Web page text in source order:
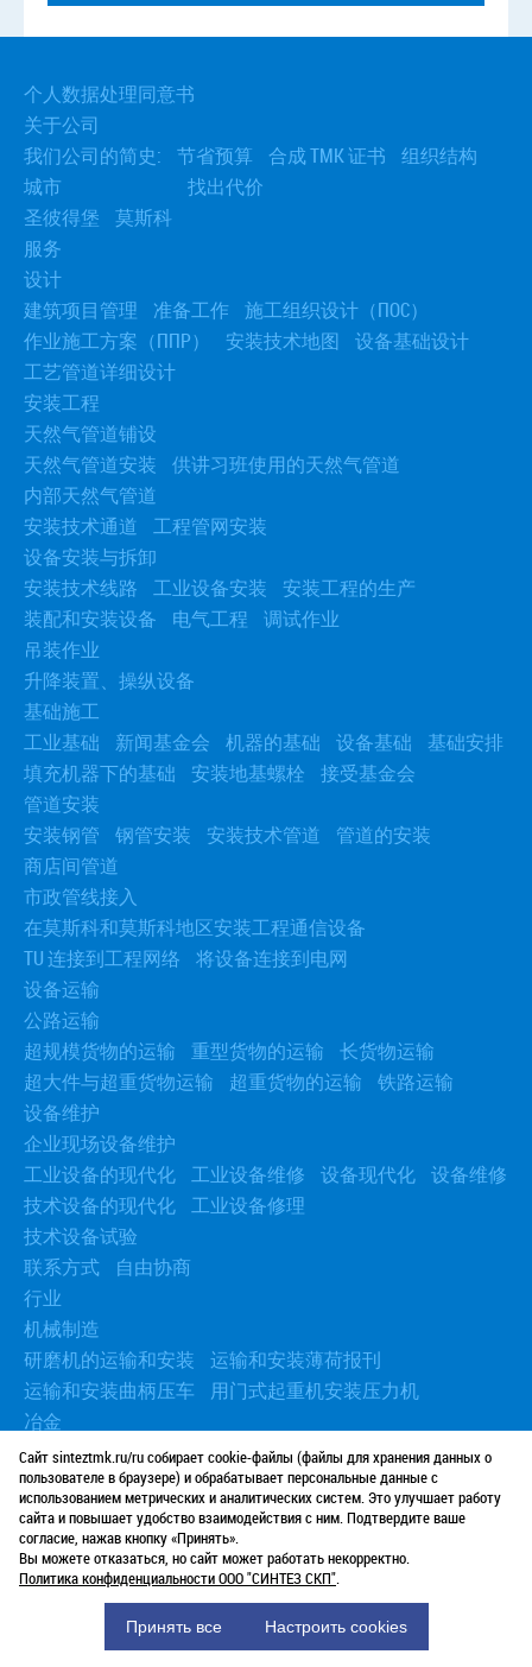
› 安装工业机械
› 安装旋转和拉风机
› 水压修理
› 编辑媒体
› 金属切削机床安装
› 运送和安装断头台
个人数据处理同意书
关于公司
我们公司的简史:
节省预算 合成 TMK 证书
组织结构
城市
圣彼得堡
莫斯科
找出代价
服务
设计
建筑项目管理
准备工作 施工组织设计（ПОС）
作业施工方案（ППР）
安装技术地图
设备基础设计
工艺管道详细设计
安装工程
天然气管道铺设
天然气管道安装
供讲习班使用的天然气管道
内部天然气管道
安装技术通道
工程管网安装
设备安装与拆卸
安装技术线路
工业设备安装
安装工程的生产
装配和安装设备
电气工程
调试作业
吊装作业
升降装置、操纵设备
基础施工
工业基础
新闻基金会 机器的基础 设备基础
基础安排
填充机器下的基础
安装地基螺栓
接受基金会
管道安装
安装钢管
钢管安装 安装技术管道
管道的安装
商店间管道
市政管线接入
在莫斯科和莫斯科地区安装工程通信设备
TU 连接到工程网络
将设备连接到电网
设备运输
公路运输
超规模货物的运输
重型货物的运输
长货物运输
超大件与超重货物运输
超重货物的运输
铁路运输
设备维护
企业现场设备维护
工业设备的现代化 工业设备维修 设备现代化 设备维修
技术设备的现代化 工业设备修理
技术设备试验
联系方式
自由协商
行业
机械制造
研磨机的运输和安装
运输和安装薄荷报刊
运输和安装曲柄压车
用门式起重机安装压力机
冶金
在商店安装设备 安装工业机械 安装旋转和拉风机
水压修理
编辑媒体 金属切削机床安装 锤子安装
运送和安装断头台
能源
发电机的运输 变压器的安装与运输
安装和拆除蒸汽锅炉
安装和运输燃气轮机 柴油发电机组安装服务
石油天然气与化工
Сайт sinteztmk.ru/ru собирает cookie-файлы (файлы для хранения данных о
пользователе в браузере) и обрабатывает персональные данные с
использованием метрических и аналитических систем. Это улучшает работу
сайта и повышает удобство взаимодействия с ним. Подтвердите ваше
согласие, нажав кнопку «Принять».
Вы можете отказаться, но сайт может работать некорректно.
Политика конфиденциальности ООО "СИНТЕЗ СКП".
Принять все Настроить cookies